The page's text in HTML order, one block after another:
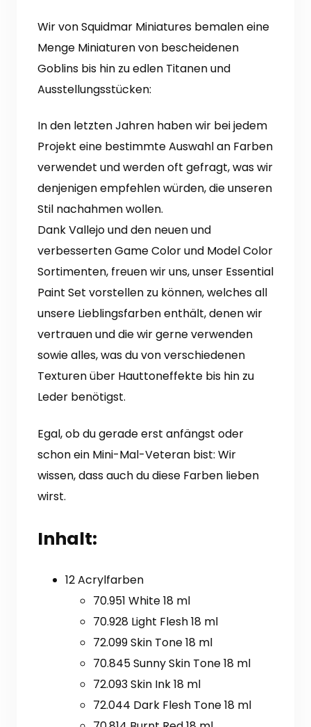
Wir von Squidmar Miniatures bemalen eine
Menge Miniaturen von bescheidenen
Goblins bis hin zu edlen Titanen und
Ausstellungsstücken:
In den letzten Jahren haben wir bei jedem
Projekt eine bestimmte Auswahl an Farben
verwendet und werden oft gefragt, was wir
denjenigen empfehlen würden, die unseren
Stil nachahmen wollen.
Dank Vallejo und den neuen und
verbesserten Game Color und Model Color
Sortimenten, freuen wir uns, unser Essential
Paint Set vorstellen zu können, welches all
unsere Lieblingsfarben enthält, denen wir
vertrauen und die wir gerne verwenden
sowie alles, was du von verschiedenen
Texturen über Hauttoneffekte bis hin zu
Leder benötigst.
Egal, ob du gerade erst anfängst oder
schon ein Mini-Mal-Veteran bist: Wir
wissen, dass auch du diese Farben lieben
wirst.
Inhalt:
12 Acrylfarben
70.951 White 18 ml
70.928 Light Flesh 18 ml
72.099 Skin Tone 18 ml
70.845 Sunny Skin Tone 18 ml
72.093 Skin Ink 18 ml
72.044 Dark Flesh Tone 18 ml